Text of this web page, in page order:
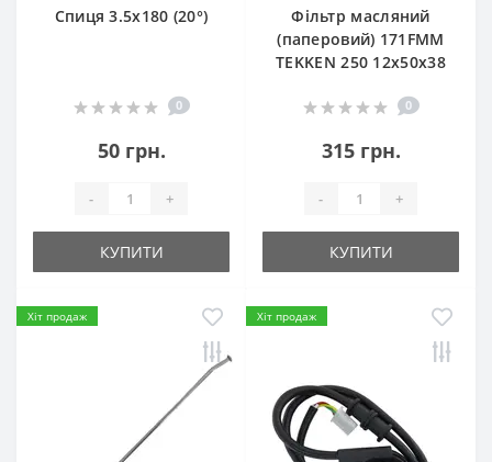
Спиця 3.5х180 (20°)
0
50 грн.
- +
КУПИТИ
Фільтр масляний
(паперовий) 171FMM
TEKKEN 250 12х50х38
0
315 грн.
- +
КУПИТИ
Хіт продаж Хіт продаж